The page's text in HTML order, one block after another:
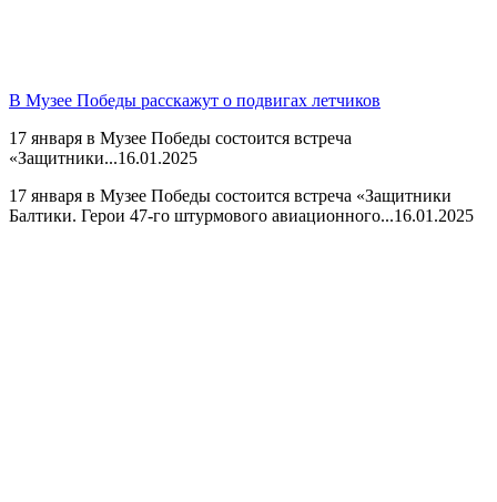
В Музее Победы расскажут о подвигах летчиков
17 января в Музее Победы состоится встреча
«Защитники...16.01.2025
17 января в Музее Победы состоится встреча «Защитники
Балтики. Герои 47-го штурмового авиационного...16.01.2025